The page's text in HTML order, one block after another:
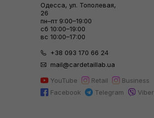
Одесса, ул. Тополевая,
26
пн–пт 9:00–19:00
сб 10:00–19:00
вс 10:00–17:00
+38 093 170 66 24
mail@cardetaillab.ua
YouTube
Retail
Business
Facebook
Telegram Viber